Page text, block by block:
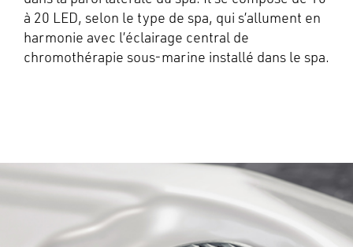
à 20 LED, selon le type de spa, qui s’allument en
harmonie avec l’éclairage central de
chromothérapie sous-marine installé dans le spa.